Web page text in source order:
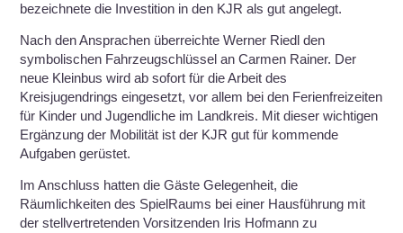
bezeichnete die Investition in den KJR als gut angelegt.
Nach den Ansprachen überreichte Werner Riedl den
symbolischen Fahrzeugschlüssel an Carmen Rainer. Der
neue Kleinbus wird ab sofort für die Arbeit des
Kreisjugendrings eingesetzt, vor allem bei den Ferienfreizeiten
für Kinder und Jugendliche im Landkreis. Mit dieser wichtigen
Ergänzung der Mobilität ist der KJR gut für kommende
Aufgaben gerüstet.
Im Anschluss hatten die Gäste Gelegenheit, die
Räumlichkeiten des SpielRaums bei einer Hausführung mit
der stellvertretenden Vorsitzenden Iris Hofmann zu